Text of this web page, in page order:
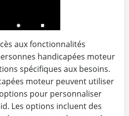
aux fonctionnalités
handicapées moteur
spécifiques aux besoins.
moteur peuvent utiliser
pour personnaliser
Les options incluent des